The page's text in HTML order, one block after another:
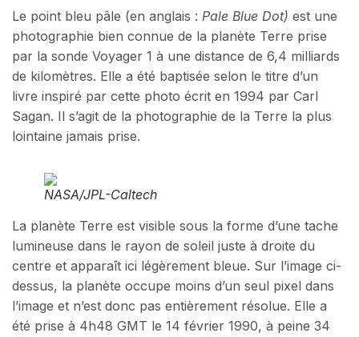
Le point bleu pâle (en anglais : Pale Blue Dot) est une
photographie bien connue de la planète Terre prise
par la sonde Voyager 1 à une distance de 6,4 milliards
de kilomètres. Elle a été baptisée selon le titre d’un
livre inspiré par cette photo écrit en 1994 par Carl
Sagan. Il s’agit de la photographie de la Terre la plus
lointaine jamais prise.
NASA/JPL-Caltech
La planète Terre est visible sous la forme d’une tache
lumineuse dans le rayon de soleil juste à droite du
centre et apparaît ici légèrement bleue. Sur l’image ci-
dessus, la planète occupe moins d’un seul pixel dans
l’image et n’est donc pas entièrement résolue. Elle a
été prise à 4h48 GMT le 14 février 1990, à peine 34